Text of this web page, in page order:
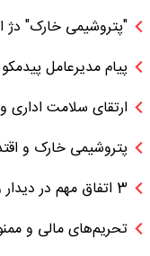
"پتروشیمی خارک" دژ
پیام مدیرعامل
ارتقای سلامت اداری
پتروشیمی خارک و
3 اتفاق مهم در دیدار وزرای نفت ایران و روسیه
تحریم‌های مالی و